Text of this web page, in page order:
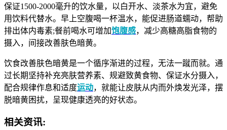
保证1500-2000毫升的饮水量，以白开水、淡茶水为宜，避免
用饮料代替水。早上空腹喝一杯温水，能促进肠道蠕动，帮助
排出体内毒素;餐前喝水可增加饱腹感，减少高糖高脂食物的
摄入，间接改善肤色暗黄。
饮食改善肤色暗黄是一个循序渐进的过程，无法一蹴而就。通
过长期坚持补充亮肤营养素、规避致黄食物、保证水分摄入，
配合规律作息和适度运动，就能让皮肤从内而外焕发光泽，摆
脱暗黄困扰，呈现健康透亮的好状态。
相关资讯: